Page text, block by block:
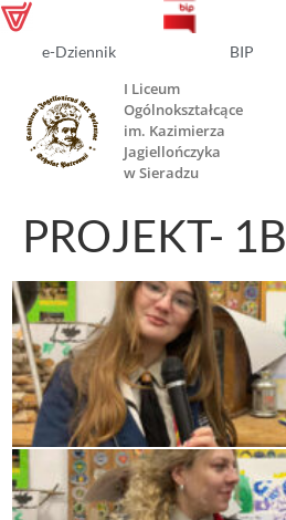
e-Dziennik BIP
I Liceum
Ogólnokształcące
im. Kazimierza
Jagiellończyka
w Sieradzu
PROJEKT- 1B